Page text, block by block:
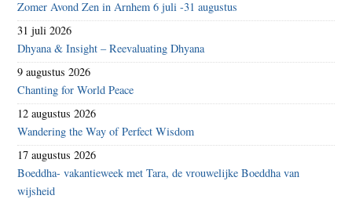
Zomer Avond Zen in Arnhem 6 juli -31 augustus
31 juli 2026
Dhyana & Insight – Reevaluating Dhyana
9 augustus 2026
Chanting for World Peace
12 augustus 2026
Wandering the Way of Perfect Wisdom
17 augustus 2026
Boeddha- vakantieweek met Tara, de vrouwelijke Boeddha van
wijsheid